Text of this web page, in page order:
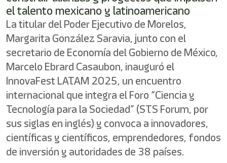
el talento mexicano y latinoamericano
La titular del Poder Ejecutivo de Morelos,
Margarita González Saravia, junto con el
secretario de Economía del Gobierno de México,
Marcelo Ebrard Casaubon, inauguró el
InnovaFest LATAM 2025, un encuentro
internacional que integra el Foro “Ciencia y
Tecnología para la Sociedad” (STS Forum, por
sus siglas en inglés) y convoca a innovadores,
científicas y científicos, emprendedores, fondos
de inversión y autoridades de 38 países.